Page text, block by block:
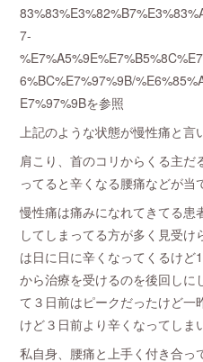
7-
6%BC%E7%97%9B/
E7%97%9Bを参照
上記のような状態が慢性痛と言
肩こり、首のコリからくる主
ってると辛くなる腰痛などが当
慢性痛は痛みになれてきてる患
してしまってる方が多く見受
は日に日に辛くなってくるけど
から治療を受けるのを後回しに
て３日前はピークだったけど一
けど３日前より辛くなってしま
私自身、腰痛と上手く付き合